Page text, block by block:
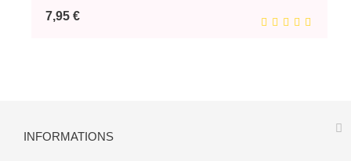
7,95 €Prix
INFORMATIONS